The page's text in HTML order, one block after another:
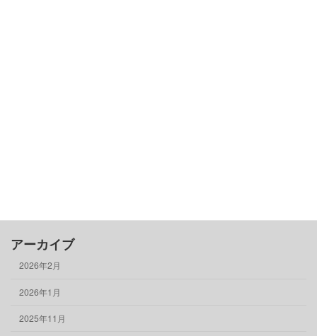
アーカイブ
2026年2月
2026年1月
2025年11月